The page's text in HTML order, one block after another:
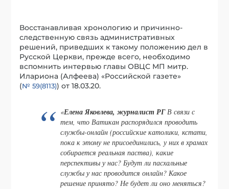
Восстанавливая хронологию и причинно-
следственную связь административных
решений, приведших к такому положению дел в
Русской Церкви, прежде всего, необходимо
вспомнить интервью главы ОВЦС МП митр.
Илариона (Алфеева) «Российской газете»
(№ 59(8113)) от 18.03.20.
«Елена Яковлева, журналист РГВ связи с
тем, что Ватикан распорядился проводить
службы-онлайн (российские католики, кстати,
пока к этому не присоединились, у них в храмах
собирается реальная паства), какие
перспективы у нас? Будут ли пасхальные
службы у нас проводится онлайн? Какое
решение принято? Не будет ли оно меняться?